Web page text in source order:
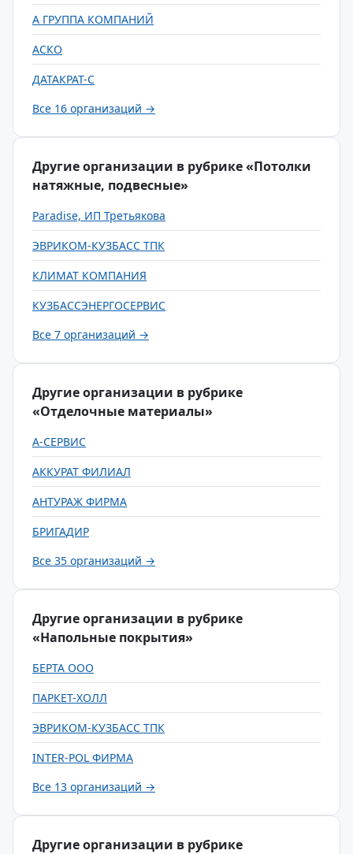
А ГРУППА КОМПАНИЙ
АСКО
ДАТАКРАТ-С
Все 16 организаций →
Другие организации в рубрике «Потолки
натяжные, подвесные»
Paradise, ИП Третьякова
ЭВРИКОМ-КУЗБАСС ТПК
КЛИМАТ КОМПАНИЯ
КУЗБАССЭНЕРГОСЕРВИС
Все 7 организаций →
Другие организации в рубрике
«Отделочные материалы»
А-СЕРВИС
АККУРАТ ФИЛИАЛ
АНТУРАЖ ФИРМА
БРИГАДИР
Все 35 организаций →
Другие организации в рубрике
«Напольные покрытия»
БЕРТА ООО
ПАРКЕТ-ХОЛЛ
ЭВРИКОМ-КУЗБАСС ТПК
INTER-POL ФИРМА
Все 13 организаций →
Другие организации в рубрике